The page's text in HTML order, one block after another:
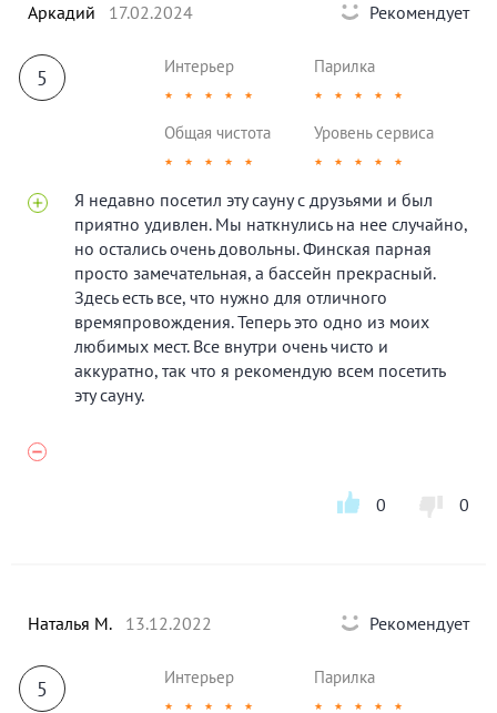
Аркадий 17.02.2024 Рекомендует
5 Интерьер
★ ★ ★ ★ ★
Парилка
★ ★ ★ ★ ★
Общая чистота
★ ★ ★ ★ ★
Уровень сервиса
★ ★ ★ ★ ★
Я недавно посетил эту сауну с друзьями и был
приятно удивлен. Мы наткнулись на нее случайно,
но остались очень довольны. Финская парная
просто замечательная, а бассейн прекрасный.
Здесь есть все, что нужно для отличного
времяпровождения. Теперь это одно из моих
любимых мест. Все внутри очень чисто и
аккуратно, так что я рекомендую всем посетить
эту сауну.
0 0
Наталья М. 13.12.2022 Рекомендует
5 Интерьер
★ ★ ★ ★ ★
Парилка
★ ★ ★ ★ ★